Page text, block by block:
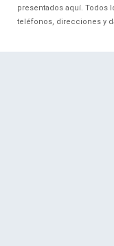
presentados aquí. Todos
teléfonos, direcciones y